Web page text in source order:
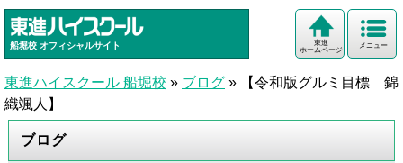
船堀校 オフィシャルサイト メニュー
東進
ホームページ
東進ハイスクール 船堀校 » ブログ »
【令和版グルミ目標 錦
織颯人】
ブログ